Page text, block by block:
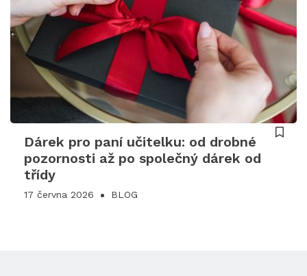
Dárek pro paní učitelku: od drobné
pozornosti až po společný dárek od
třídy
17 června 2026 BLOG